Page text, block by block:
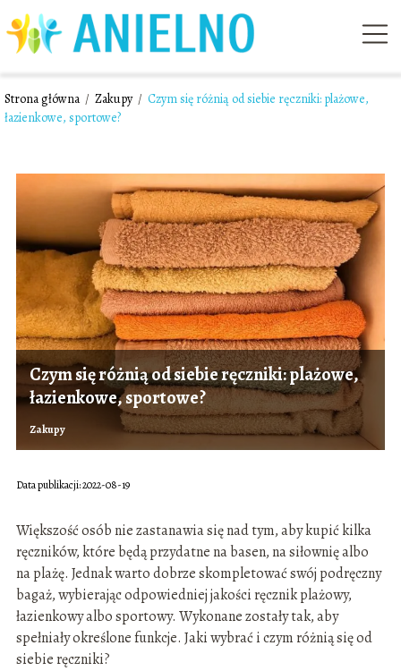
Strona główna / Zakupy / Czym się różnią od siebie ręczniki: plażowe,
łazienkowe, sportowe?
Czym się różnią od siebie ręczniki: plażowe,
łazienkowe, sportowe?
Zakupy
Data publikacji: 2022-08-19
Większość osób nie zastanawia się nad tym, aby kupić kilka
ręczników, które będą przydatne na basen, na siłownię albo
na plażę. Jednak warto dobrze skompletować swój podręczny
bagaż, wybierając odpowiedniej jakości ręcznik plażowy,
łazienkowy albo sportowy. Wykonane zostały tak, aby
spełniały określone funkcje. Jaki wybrać i czym różnią się od
siebie ręczniki?